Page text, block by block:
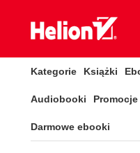
Kategorie Książki
Audiobooki Promocje
Darmowe ebooki